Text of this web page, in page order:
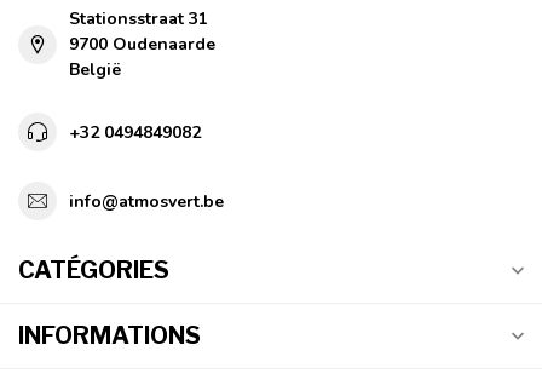
Stationsstraat 31
9700 Oudenaarde
België
+32 0494849082
info@atmosvert.be
CATÉGORIES
INFORMATIONS